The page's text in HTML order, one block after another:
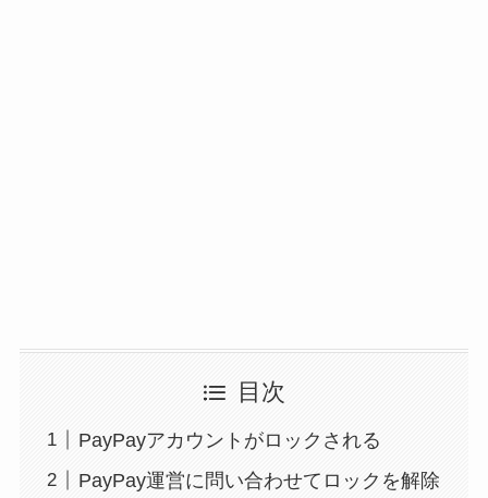
目次
PayPayアカウントがロックされる
PayPay運営に問い合わせてロックを解除